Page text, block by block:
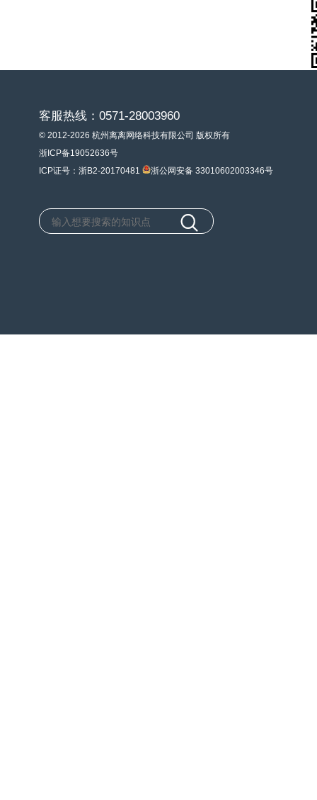
客服热线：0571-28003960
© 2012-2026 杭州离离网络科技有限公司 版权所有
浙ICP备19052636号
ICP证号：浙B2-20170481
浙公网安备 33010602003346号